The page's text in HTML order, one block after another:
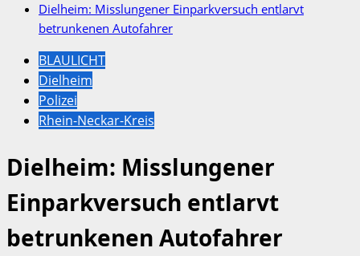
Dielheim: Misslungener Einparkversuch entlarvt
betrunkenen Autofahrer
BLAULICHT
Dielheim
Polizei
Rhein-Neckar-Kreis
Dielheim: Misslungener
Einparkversuch entlarvt
betrunkenen Autofahrer